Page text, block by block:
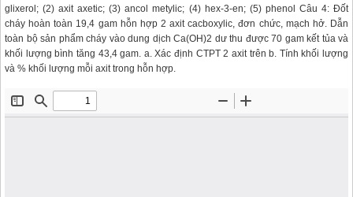
glixerol; (2) axit axetic; (3) ancol metylic; (4) hex-3-en; (5) phenol Câu 4: Đốt
cháy hoàn toàn 19,4 gam hỗn hợp 2 axit cacboxylic, đơn chức, mạch hở. Dẫn
toàn bộ sản phẩm cháy vào dung dịch Ca(OH)2 dư thu được 70 gam kết tủa và
khối lượng bình tăng 43,4 gam. a. Xác định CTPT 2 axit trên b. Tính khối lượng
và % khối lượng mỗi axit trong hỗn hợp.